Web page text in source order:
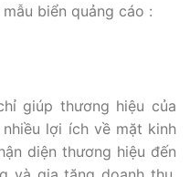
biển quảng cáo :
giúp thương hiệu của
lợi ích về mặt kinh
diện thương hiệu đến